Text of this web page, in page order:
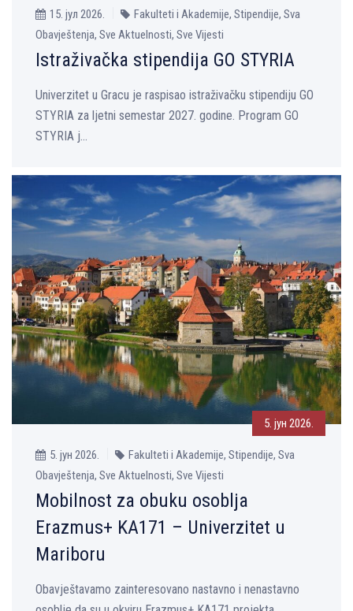
15. јул 2026.
Fakulteti i Akademije, Stipendije, Sva
Obavještenja, Sve Aktuelnosti, Sve Vijesti
Istraživačka stipendija GO STYRIA
Univerzitet u Gracu je raspisao istraživačku stipendiju GO
STYRIA za ljetni semestar 2027. godine. Program GO
STYRIA j...
5. јун 2026.
5. јун 2026.
Fakulteti i Akademije, Stipendije, Sva
Obavještenja, Sve Aktuelnosti, Sve Vijesti
Mobilnost za obuku osoblja
Erazmus+ KA171 – Univerzitet u
Mariboru
Obavještavamo zainteresovano nastavno i nenastavno